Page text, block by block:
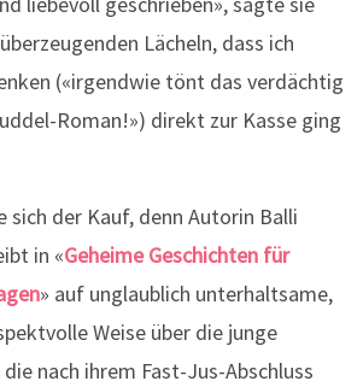
Lächeln, dass ich
(«irgendwie tönt das verdächtig
Roman!») direkt zur Kasse ging
sich der Kauf, denn Autorin Balli
in «Geheime Geschichten für
» auf unglaublich unterhaltsame,
Weise über die junge
nach ihrem Fast-Jus-Abschluss